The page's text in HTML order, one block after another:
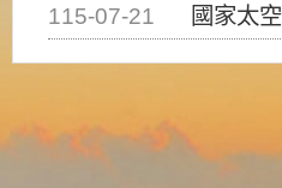
115-07-21
國家太空中心為辦理2026台灣